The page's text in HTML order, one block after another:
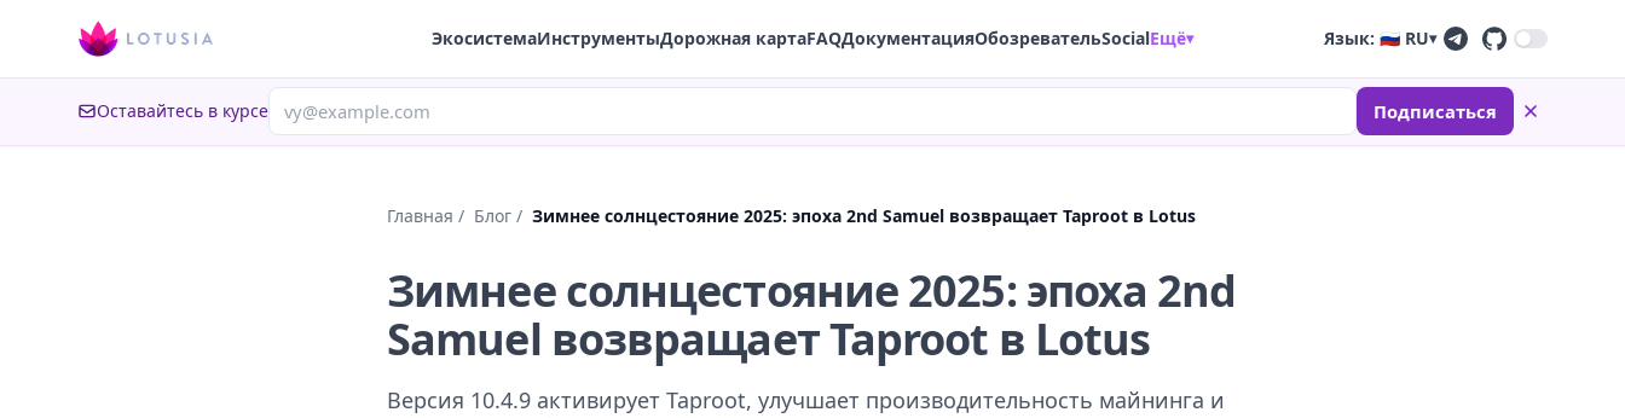
ЭкосистемаИнструментыДорожная картаFAQДокументацияОбозревательSocialЕщё▾ Язык: 🇷🇺 RU▾
Оставайтесь в курсе Подписаться
Главная / Блог / Зимнее солнцестояние 2025: эпоха 2nd Samuel возвращает Taproot в Lotus
Зимнее солнцестояние 2025: эпоха 2nd
Samuel возвращает Taproot в Lotus
Версия 10.4.9 активирует Taproot, улучшает производительность майнинга и